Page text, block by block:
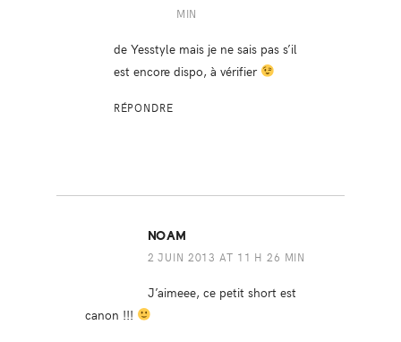
MIN
de Yesstyle mais je ne sais pas s’il
est encore dispo, à vérifier
RÉPONDRE
NOAM
2 JUIN 2013 AT 11 H 26 MIN
J’aimeee, ce petit short est
canon !!!